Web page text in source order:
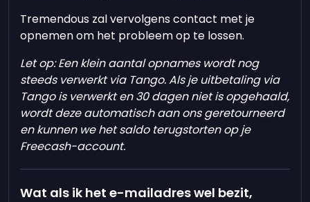
Tremendous zal vervolgens contact met je
opnemen om het probleem op te lossen.
Let op: Een klein aantal opnames wordt nog
steeds verwerkt via Tango. Als je uitbetaling via
Tango is verwerkt en 30 dagen niet is opgehaald,
wordt deze automatisch aan ons geretourneerd
en kunnen we het saldo terugstorten op je
Freecash-account.
Wat als ik het e-mailadres wel bezit,